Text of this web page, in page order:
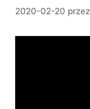
2020-02-20 przez